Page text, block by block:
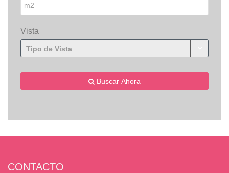
Vista
Tipo de Vista
Buscar Ahora
CONTACTO